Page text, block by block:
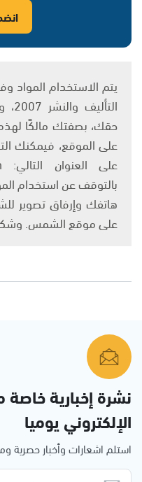
حقك، بصفتك مالكًا
على الموقع، فيمكنك
بالتوقف عن استخدام
هاتفك وإرفاق تصوير
على موقع الشمس.
نشرة إخبارية
الإلكتروني يوميا
استلم اشعارات وأخبار